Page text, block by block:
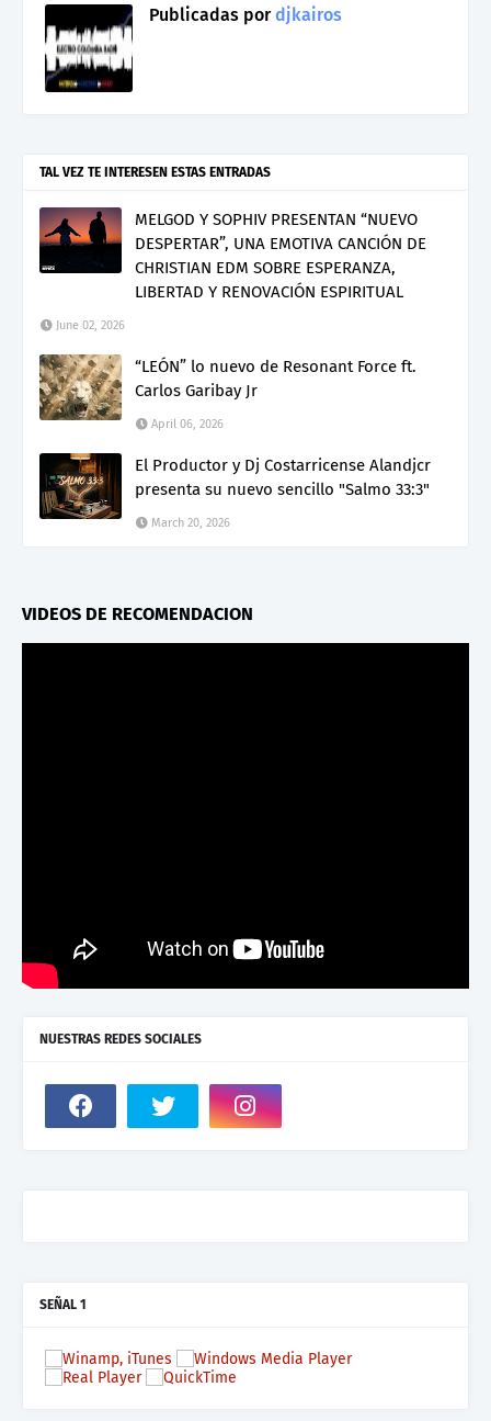
Publicadas pordjkairos
TAL VEZ TE INTERESEN ESTAS ENTRADAS
MELGOD Y SOPHIV PRESENTAN “NUEVO
DESPERTAR”, UNA EMOTIVA CANCIÓN DE
CHRISTIAN EDM SOBRE ESPERANZA,
LIBERTAD Y RENOVACIÓN ESPIRITUAL
June 02, 2026
“LEÓN” lo nuevo de Resonant Force ft.
Carlos Garibay Jr
April 06, 2026
El Productor y Dj Costarricense Alandjcr
presenta su nuevo sencillo "Salmo 33:3"
March 20, 2026
VIDEOS DE RECOMENDACION
NUESTRAS REDES SOCIALES
SEÑAL 1